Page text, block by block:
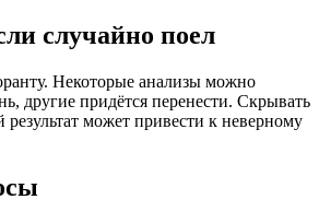
случайно поел
Некоторые анализы можно
другие придётся перенести. Скрывать
может привести к неверному